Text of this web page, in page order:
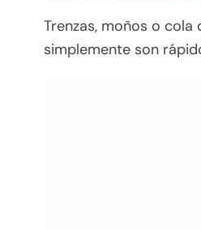
Trenzas, moños o
simplemente son